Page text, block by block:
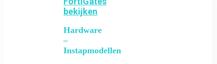
bekijken
Hardware
–
Instapmodellen